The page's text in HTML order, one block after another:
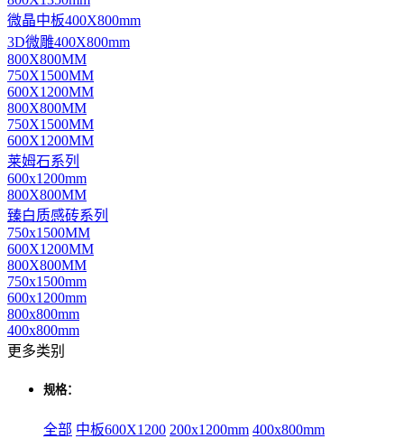
微晶中板400X800mm
3D微雕400X800mm
800X800MM
750X1500MM
600X1200MM
800X800MM
750X1500MM
600X1200MM
莱姆石系列
600x1200mm
800X800MM
臻白质感砖系列
750x1500MM
600X1200MM
800X800MM
750x1500mm
600x1200mm
800x800mm
400x800mm
更多类别
规格：
全部 中板600X1200 200x1200mm 400x800mm